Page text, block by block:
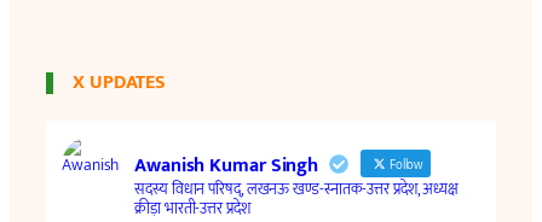
X UPDATES